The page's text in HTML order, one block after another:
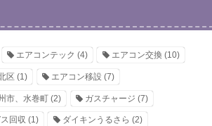
エアコンテック (4) エアコン交換 (10)
区 (1) エアコン移設 (7)
市、水巻町 (2) ガスチャージ (7)
回収 (1) ダイキンうるさら (2)